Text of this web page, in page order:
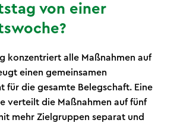
von einer
konzentriert alle Maßnahmen auf
einen gemeinsamen
für die gesamte Belegschaft. Eine
verteilt die Maßnahmen auf fünf
mehr Zielgruppen separat und